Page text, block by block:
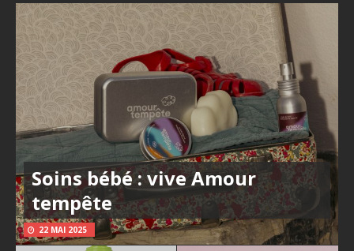
Soins bébé : vive Amour
tempête
22 MAI 2025